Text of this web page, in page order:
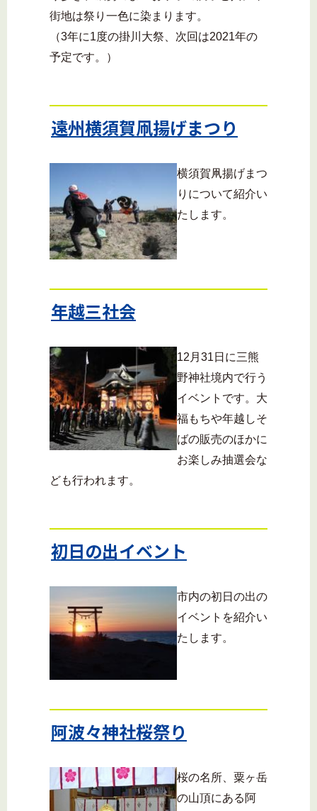
街地は祭り一色に染まります。
（3年に1度の掛川大祭、次回は2021年の
予定です。）
遠州横須賀凧揚げまつり
横須賀凧揚げまつ
りについて紹介い
たします。
年越三社会
12月31日に三熊
野神社境内で行う
イベントです。大
福もちや年越しそ
ばの販売のほかに
お楽しみ抽選会な
ども行われます。
初日の出イベント
市内の初日の出の
イベントを紹介い
たします。
阿波々神社桜祭り
桜の名所、粟ヶ岳
の山頂にある阿